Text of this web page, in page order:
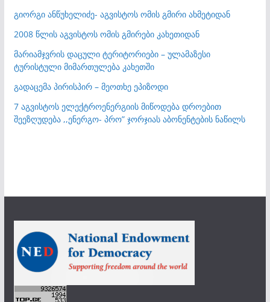
გიორგი ანწუხელიძე- აგვისტოს ომის გმირი ახმეტიდან
2008 წლის აგვისტოს ომის გმირები კახეთიდან
მარიამჯვრის დაცული ტერიტორიები – ულამაზესი
ტურისტული მიმართულება კახეთში
გადაცემა პირისპირ – მეოთხე ეპიზოდი
7 აგვისტოს ელექტროენერგიის მიწოდება დროებით
შეეზღუდება ,,ენერგო- პრო” ჯორჯიას აბონენტების ნაწილს